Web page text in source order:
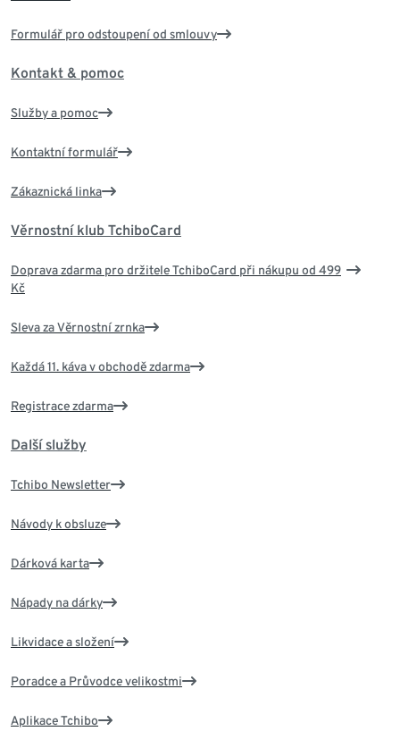
Formulář pro odstoupení od smlouvy
Kontakt & pomoc
Služby a pomoc
Kontaktní formulář
Zákaznická linka
Věrnostní klub TchiboCard
Doprava zdarma pro držitele TchiboCard při nákupu od 499
Kč
Sleva za Věrnostní zrnka
Každá 11. káva v obchodě zdarma
Registrace zdarma
Další služby
Tchibo Newsletter
Návody k obsluze
Dárková karta
Nápady na dárky
Likvidace a složení
Poradce a Průvodce velikostmi
Aplikace Tchibo